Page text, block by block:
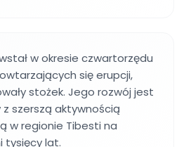
w okresie czwartorzędu
się erupcji,
stożek. Jego rozwój jest
szerszą aktywnością
w regionie Tibesti na
tysięcy lat.